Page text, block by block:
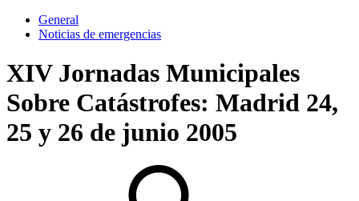
General
Noticias de emergencias
XIV Jornadas Municipales
Sobre Catástrofes: Madrid 24,
25 y 26 de junio 2005